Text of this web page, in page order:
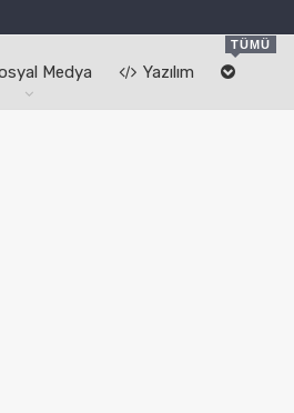
Medya Yazılım
TÜMÜ